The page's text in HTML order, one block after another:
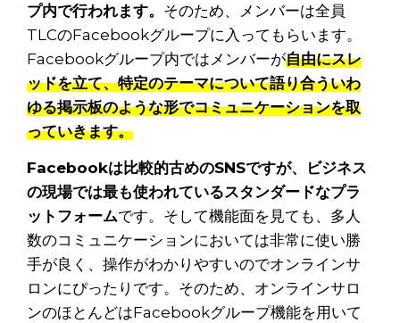
プ内で行われます。 そのため、メンバーは全員
TLCのFacebookグループに入ってもらいます。
Facebookグループ内ではメンバーが自由にスレ
ッドを立て、特定のテーマについて語り合ういわ
ゆる掲示板のような形でコミュニケーションを取
っていきます。
Facebookは比較的古めのSNSですが、ビジネス
の現場では最も使われているスタンダードなプラ
ットフォームです。そして機能面を見ても、多人
数のコミュニケーションにおいては非常に使い勝
手が良く、操作がわかりやすいのでオンラインサ
ロンにぴったりです。そのため、オンラインサロ
ンのほとんどはFacebookグループ機能を用いて